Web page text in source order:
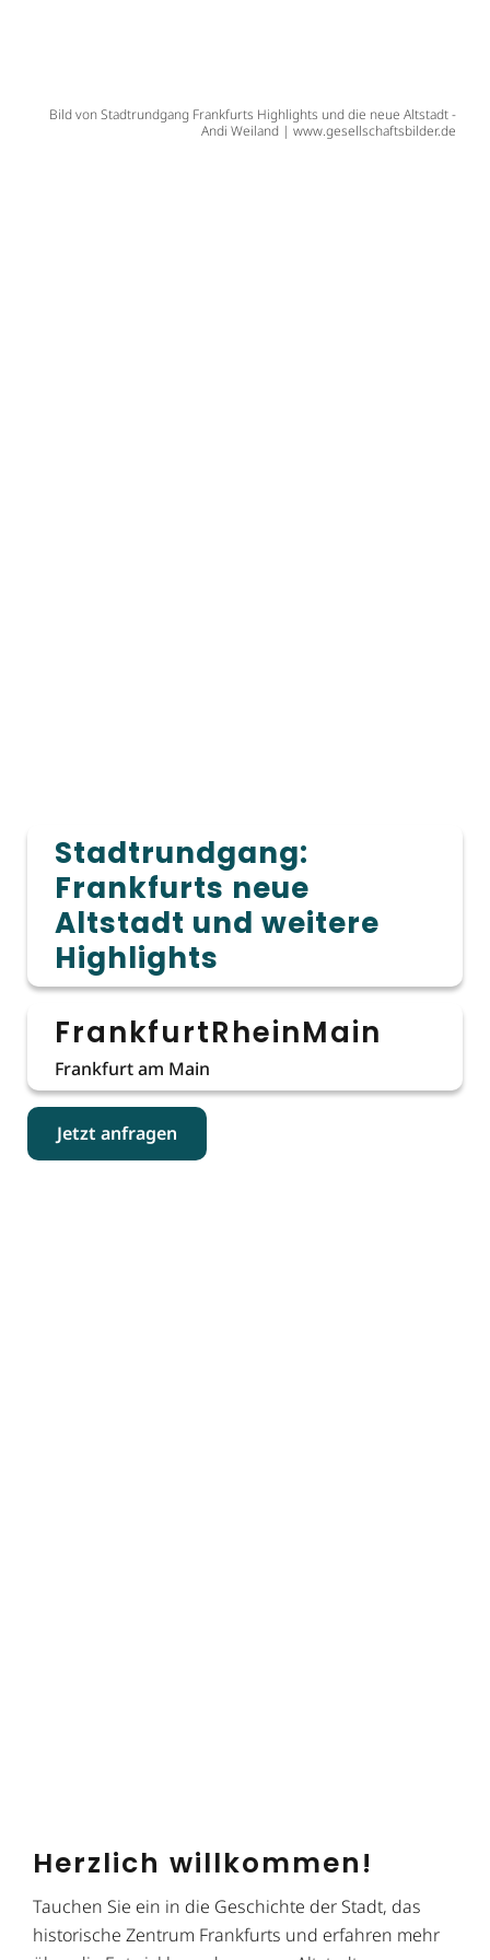
Stadtrundgang:
Frankfurts neue
Altstadt und weitere
Highlights
FrankfurtRheinMain
Frankfurt am Main
Jetzt anfragen
Bild von Stadtrundgang Frankfurts Highlights und die neue Altstadt -
Andi Weiland | www.gesellschaftsbilder.de
Herzlich willkommen!
Tauchen Sie ein in die Geschichte der Stadt, das
historische Zentrum Frankfurts und erfahren mehr